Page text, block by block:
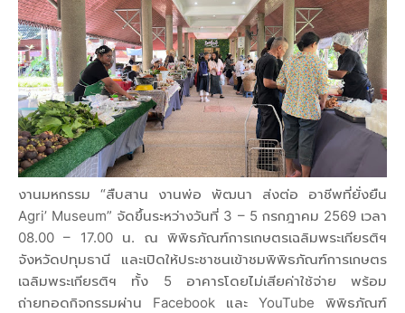
งานมหกรรม “สืบสาน งานพ่อ พัฒนา ส่งต่อ อาชีพที่ยั่งยืน
Agri’ Museum” จัดขึ้นระหว่างวันที่ 3 – 5 กรกฎาคม 2569 เวลา
08.00 – 17.00 น. ณ พิพิธภัณฑ์การเกษตรเฉลิมพระเกียรติฯ
จังหวัดปทุมธานี และเปิดให้ประชาชนเข้าชมพิพิธภัณฑ์การเกษตร
เฉลิมพระเกียรติฯ ทั้ง 5 อาคารโดยไม่เสียค่าใช้จ่าย พร้อม
ถ่ายทอดกิจกรรมผ่าน Facebook และ YouTube พิพิธภัณฑ์